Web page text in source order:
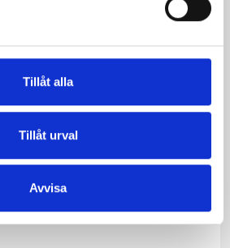
Tillåt alla
Tillåt urval
Avvisa
Västerbottensost®